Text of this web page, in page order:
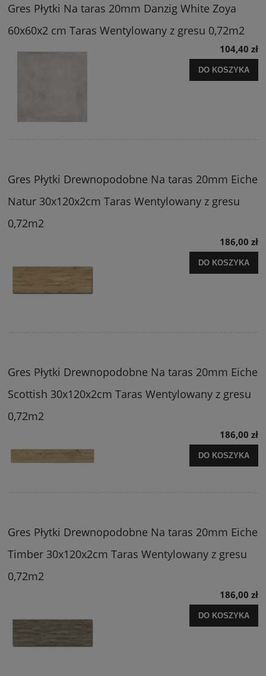
Gres Płytki Na taras 20mm Danzig White Zoya
60x60x2 cm Taras Wentylowany z gresu 0,72m2
104,40 zł
DO KOSZYKA
Gres Płytki Drewnopodobne Na taras 20mm Eiche
Natur 30x120x2cm Taras Wentylowany z gresu
0,72m2
186,00 zł
DO KOSZYKA
Gres Płytki Drewnopodobne Na taras 20mm Eiche
Scottish 30x120x2cm Taras Wentylowany z gresu
0,72m2
186,00 zł
DO KOSZYKA
Gres Płytki Drewnopodobne Na taras 20mm Eiche
Timber 30x120x2cm Taras Wentylowany z gresu
0,72m2
186,00 zł
DO KOSZYKA